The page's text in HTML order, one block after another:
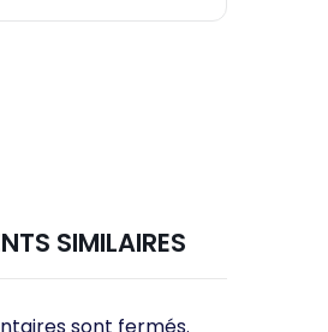
SIMILAIRES